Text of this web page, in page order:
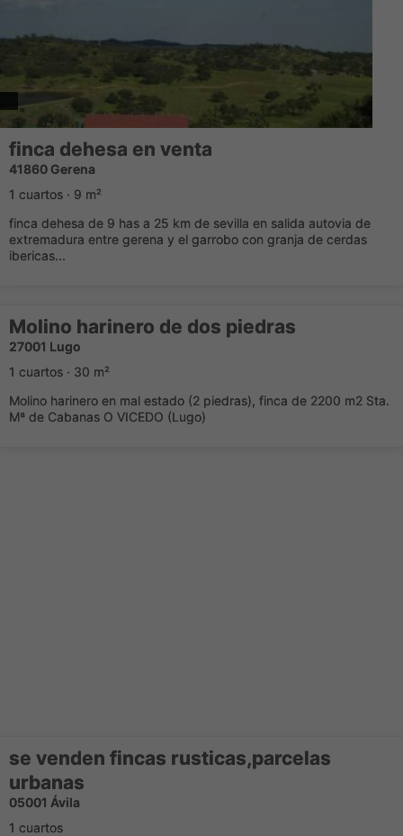
finca dehesa en venta
41860 Gerena
1 cuartos · 9 m²
finca dehesa de 9 has a 25 km de sevilla en salida autovia de
extremadura entre gerena y el garrobo con granja de cerdas
ibericas...
Molino harinero de dos piedras
27001 Lugo
1 cuartos · 30 m²
Molino harinero en mal estado (2 piedras), finca de 2200 m2 Sta.
Mª de Cabanas O VICEDO (Lugo)
se venden fincas rusticas,parcelas
urbanas
05001 Ávila
1 cuartos